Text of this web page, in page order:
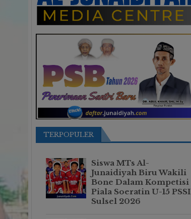
TERPOPULER
Siswa MTs Al-
Junaidiyah Biru Wakili
Bone Dalam Kompetisi
Piala Soeratin U-15 PSSI
Sulsel 2026